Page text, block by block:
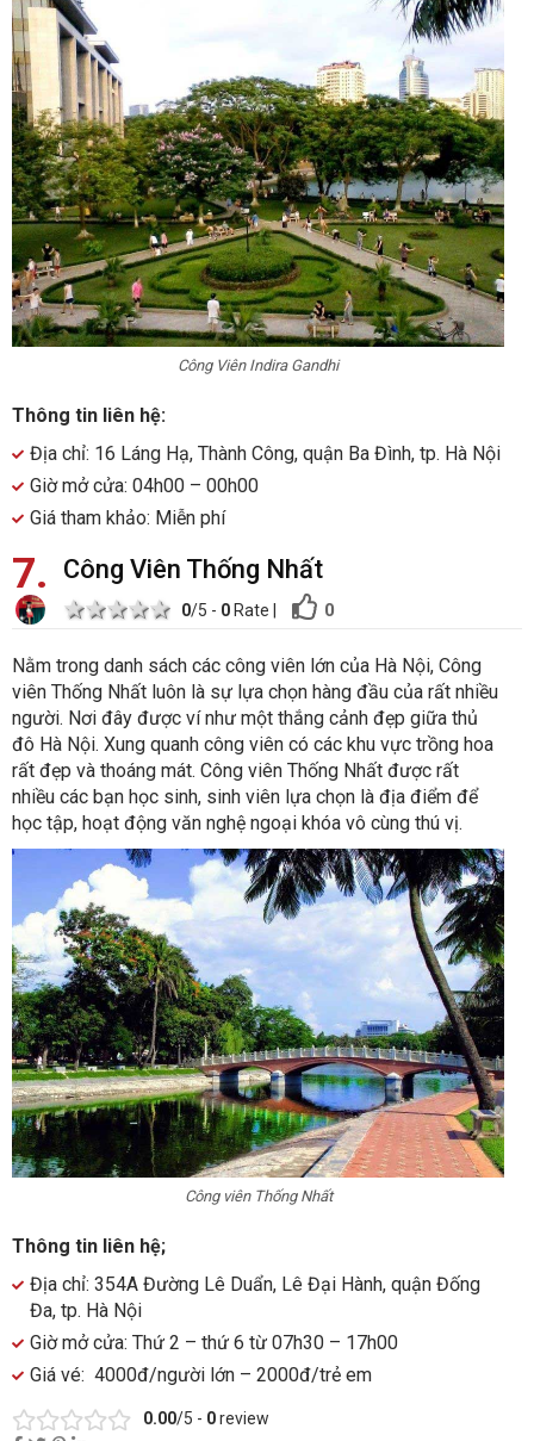
Công Viên Indira Gandhi
Thông tin liên hệ:
Địa chỉ: 16 Láng Hạ, Thành Công, quận Ba Đình, tp. Hà Nội
Giờ mở cửa: 04h00 – 00h00
Giá tham khảo: Miễn phí
7 Công Viên Thống Nhất
5 stars
4 stars
3 stars
2 stars
1 star 0/5 - 0Rate 0
Nằm trong danh sách các công viên lớn của Hà Nội, Công
viên Thống Nhất luôn là sự lựa chọn hàng đầu của rất nhiều
người. Nơi đây được ví như một thắng cảnh đẹp giữa thủ
đô Hà Nội. Xung quanh công viên có các khu vực trồng hoa
rất đẹp và thoáng mát. Công viên Thống Nhất được rất
nhiều các bạn học sinh, sinh viên lựa chọn là địa điểm để
học tập, hoạt động văn nghệ ngoại khóa vô cùng thú vị.
Công viên Thống Nhất
Thông tin liên hệ;
Địa chỉ: 354A Đường Lê Duẩn, Lê Đại Hành, quận Đống
Đa, tp. Hà Nội
Giờ mở cửa: Thứ 2 – thứ 6 từ 07h30 – 17h00
Giá vé: 4000đ/người lớn – 2000đ/trẻ em
0.00/5 - 0review